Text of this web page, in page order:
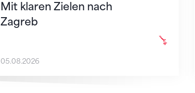
Mit klaren Zielen nach
Zagreb
05.08.2026